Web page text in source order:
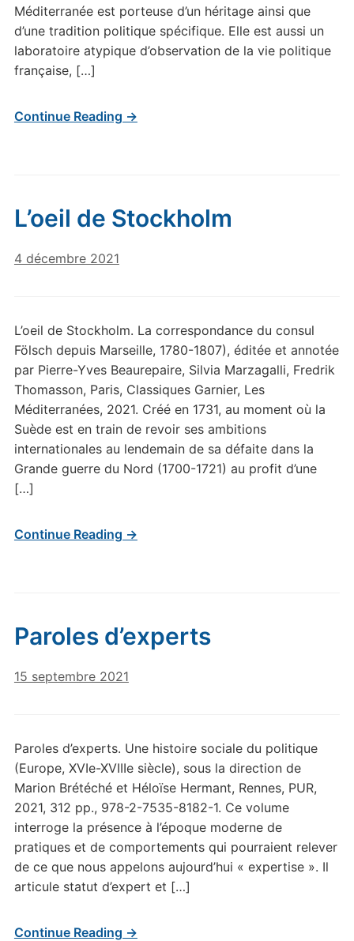
Méditerranée est porteuse d’un héritage ainsi que
d’une tradition politique spécifique. Elle est aussi un
laboratoire atypique d’observation de la vie politique
française, […]
Continue Reading →
L’oeil de Stockholm
4 décembre 2021
L’oeil de Stockholm. La correspondance du consul
Fölsch depuis Marseille, 1780-1807), éditée et annotée
par Pierre-Yves Beaurepaire, Silvia Marzagalli, Fredrik
Thomasson, Paris, Classiques Garnier, Les
Méditerranées, 2021. Créé en 1731, au moment où la
Suède est en train de revoir ses ambitions
internationales au lendemain de sa défaite dans la
Grande guerre du Nord (1700-1721) au profit d’une
[…]
Continue Reading →
Paroles d’experts
15 septembre 2021
Paroles d’experts. Une histoire sociale du politique
(Europe, XVIe-XVIIIe siècle), sous la direction de
Marion Brétéché et Héloïse Hermant, Rennes, PUR,
2021, 312 pp., 978-2-7535-8182-1. Ce volume
interroge la présence à l’époque moderne de
pratiques et de comportements qui pourraient relever
de ce que nous appelons aujourd’hui « expertise ». Il
articule statut d’expert et […]
Continue Reading →